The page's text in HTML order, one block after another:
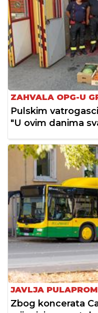
ZAHVALA OPG-U
Pulskim
"U ovim danima
JAVLJA
Zbog koncerata